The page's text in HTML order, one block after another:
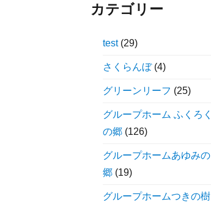
カテゴリー
test(29)
さくらんぼ(4)
グリーンリーフ (25)
グループホーム ふくろく
の郷(126)
グループホームあゆみの
郷(19)
グループホームつきの樹